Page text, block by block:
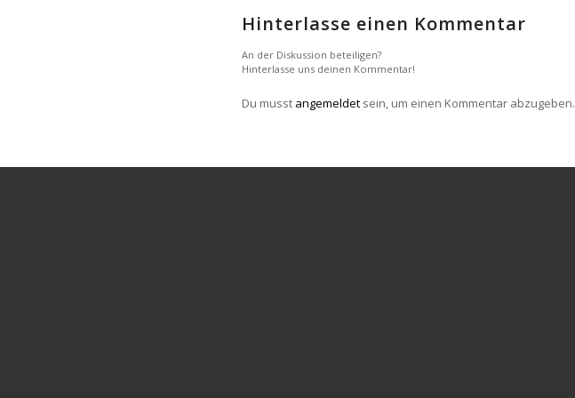
Hinterlasse einen Kommentar
An der Diskussion beteiligen?
Hinterlasse uns deinen Kommentar!
Du musst angemeldet sein, um einen Kommentar abzugeben.